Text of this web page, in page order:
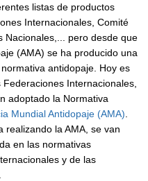
listas de productos
Internacionales, Comité
Nacionales,... pero desde que
(AMA) se ha producido una
antidopaje. Hoy es
Internacionales,
adoptado la Normativa
Mundial Antidopaje (AMA)
realizando la AMA, se van
en las normativas
y de las